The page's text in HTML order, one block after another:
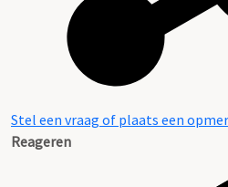
Stel een vraag of plaats een
Reageren